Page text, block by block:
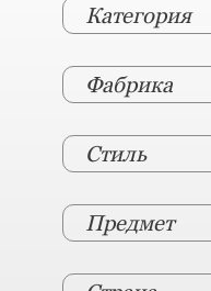
Категория
Фабрика
Стиль
Предмет